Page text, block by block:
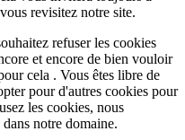
revisitez notre site.
refuser les cookies
et encore de bien vouloir
cela . Vous êtes libre de
pour d'autres cookies pour
les cookies, nous
notre domaine.